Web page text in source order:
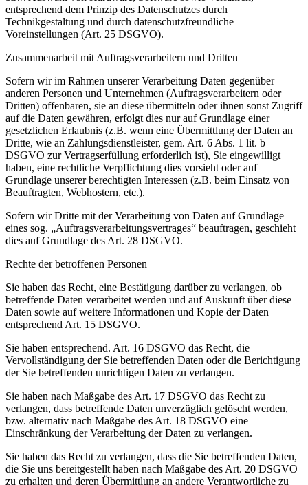
entsprechend dem Prinzip des Datenschutzes durch
Technikgestaltung und durch datenschutzfreundliche
Voreinstellungen (Art. 25 DSGVO).
Zusammenarbeit mit Auftragsverarbeitern und Dritten
Sofern wir im Rahmen unserer Verarbeitung Daten gegenüber
anderen Personen und Unternehmen (Auftragsverarbeitern oder
Dritten) offenbaren, sie an diese übermitteln oder ihnen sonst Zugriff
auf die Daten gewähren, erfolgt dies nur auf Grundlage einer
gesetzlichen Erlaubnis (z.B. wenn eine Übermittlung der Daten an
Dritte, wie an Zahlungsdienstleister, gem. Art. 6 Abs. 1 lit. b
DSGVO zur Vertragserfüllung erforderlich ist), Sie eingewilligt
haben, eine rechtliche Verpflichtung dies vorsieht oder auf
Grundlage unserer berechtigten Interessen (z.B. beim Einsatz von
Beauftragten, Webhostern, etc.).
Sofern wir Dritte mit der Verarbeitung von Daten auf Grundlage
eines sog. „Auftragsverarbeitungsvertrages“ beauftragen, geschieht
dies auf Grundlage des Art. 28 DSGVO.
Rechte der betroffenen Personen
Sie haben das Recht, eine Bestätigung darüber zu verlangen, ob
betreffende Daten verarbeitet werden und auf Auskunft über diese
Daten sowie auf weitere Informationen und Kopie der Daten
entsprechend Art. 15 DSGVO.
Sie haben entsprechend. Art. 16 DSGVO das Recht, die
Vervollständigung der Sie betreffenden Daten oder die Berichtigung
der Sie betreffenden unrichtigen Daten zu verlangen.
Sie haben nach Maßgabe des Art. 17 DSGVO das Recht zu
verlangen, dass betreffende Daten unverzüglich gelöscht werden,
bzw. alternativ nach Maßgabe des Art. 18 DSGVO eine
Einschränkung der Verarbeitung der Daten zu verlangen.
Sie haben das Recht zu verlangen, dass die Sie betreffenden Daten,
die Sie uns bereitgestellt haben nach Maßgabe des Art. 20 DSGVO
zu erhalten und deren Übermittlung an andere Verantwortliche zu